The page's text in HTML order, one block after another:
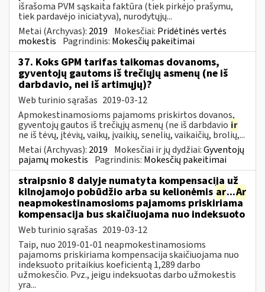
išrašoma PVM sąskaita faktūra (tiek pirkėjo prašymu,
tiek pardavėjo iniciatyva), nurodytųjų...
Metai (Archyvas): 2019 Mokesčiai: Pridėtinės vertės
mokestis Pagrindinis: Mokesčių pakeitimai
37. Koks GPM tarifas taikomas dovanoms,
gyventojų gautoms iš trečiųjų asmenų (ne iš
darbdavio, nei iš artimųjų)?
Web turinio sąrašas 2019-03-12
Apmokestinamosioms pajamoms priskirtos dovanos,
gyventojų gautos iš trečiųjų asmenų (ne iš darbdavio ir
ne iš tėvų, įtėvių, vaikų, įvaikių, senelių, vaikaičių, brolių,...
Metai (Archyvas): 2019 Mokesčiai ir jų dydžiai:Gyventojų
pajamų mokestis Pagrindinis: Mokesčių pakeitimai
straipsnio 8 dalyje numatyta kompensacija už
kilnojamojo pobūdžio arba su kelionėmis ar...Ar
neapmokestinamosioms pajamoms priskiriama
kompensacija bus skaičiuojama nuo indeksuoto
Web turinio sąrašas 2019-03-12
Taip, nuo 2019-01-01 neapmokestinamosioms
pajamoms priskiriama kompensacija skaičiuojama nuo
indeksuoto pritaikius koeficientą 1,289 darbo
užmokesčio. Pvz., jeigu indeksuotas darbo užmokestis
yra...